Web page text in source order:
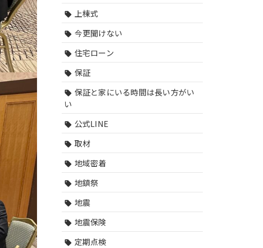
sell 上棟式
sell 今更聞けない
sell 住宅ローン
sell 保証
sell 保証と家にいる時間は長い方がい
い
sell 公式LINE
sell 取材
sell 地域密着
sell 地鎮祭
sell 地震
sell 地震保険
sell 定期点検